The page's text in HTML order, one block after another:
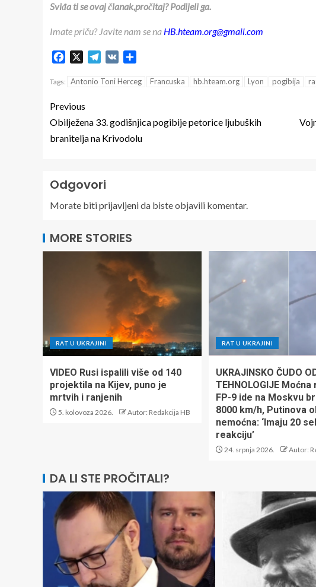
Sviđa ti se ovaj članak,pročitaj? Podijeli ga.
Imate priču? Javite nam se na HB.hteam.org@gmail.com
Facebook Telegram
VK
Tags: Antonio Toni Herceg Francuska hb.hteam.org Lyon pogibija
Previous
Obilježena 33. godišnjica pogibije petorice ljubuških
branitelja na Krivodolu
Odgovori
Morate bitiprijavljenida biste objavili komentar.
MORE STORIES
RAT U UKRAJINI
VIDEO Rusi ispalili više od 140
projektila na Kijev, puno je
mrtvih i ranjenih
5. kolovoza 2026. Autor: Redakcija HB
RAT U UKRAJINI
UKRAJINSKO ČUDO
TEHNOLOGIJE
FP-9 ide na Moskvu
8000 km/h, Putinova
nemoćna: ‘Imaju 20
reakciju’
24. srpnja 2026. Autor:
DA LI STE PROČITALI?